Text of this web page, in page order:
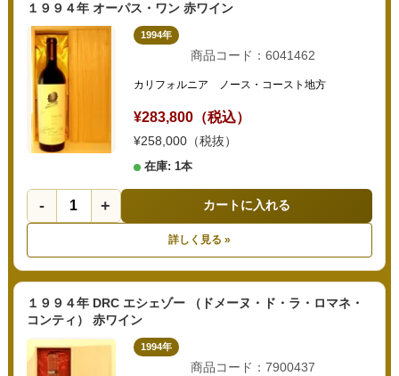
１９９４年 オーパス・ワン 赤ワイン
1994年
商品コード：6041462
カリフォルニア ノース・コースト地方
¥283,800（税込）
¥258,000（税抜）
在庫: 1本
- + カートに入れる
詳しく見る »
１９９４年 DRC エシェゾー （ドメーヌ・ド・ラ・ロマネ・
コンティ） 赤ワイン
1994年
商品コード：7900437